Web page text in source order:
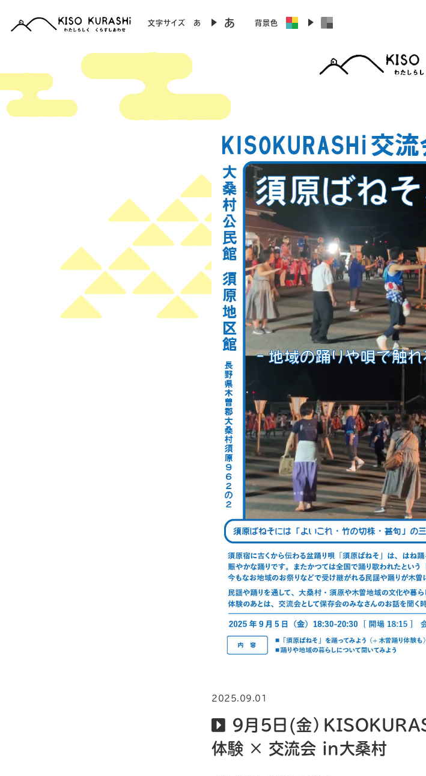
文字サイズ あ あ 背景色
2025.09.01
9月5日(金）
体験 × 交流会 in大桑村